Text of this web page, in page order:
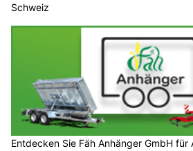
Schweiz
Entdecken Sie Fäh Anhänger GmbH für